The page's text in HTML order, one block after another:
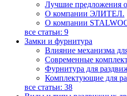
Лучшие предложения
О компании ЭЛИТЕЛ.
О компании
все статьи: 9
Замки и фурнитура
Влияние механизма
Современные
Фурнитура для
Комплектующие для
все статьи: 38